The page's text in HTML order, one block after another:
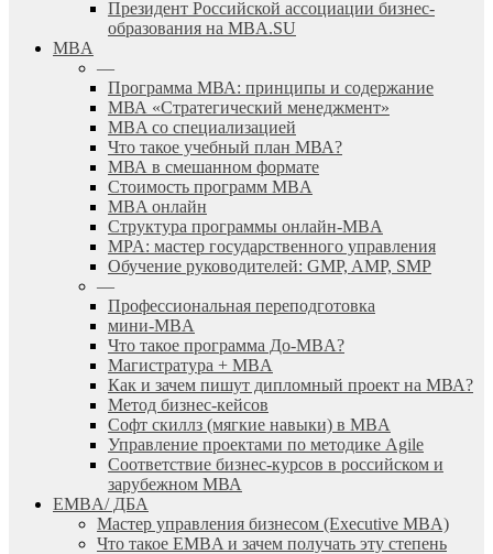
Президент Российской ассоциации бизнес-
образования на MBA.SU
MBA
—
Программа МВА: принципы и содержание
МВА «Cтратегический менеджмент»
MBA со специализацией
Что такое учебный план МВА?
МВА в смешанном формате
Стоимость программ MBA
MBA онлайн
Cтруктура программы онлайн-MBA
MPA: мастер государственного управления
Обучение руководителей: GMP, AMP, SMP
—
Профессиональная переподготовка
мини-MBA
Что такое программа До-MBA?
Магистратура + MBA
Как и зачем пишут дипломный проект на МВА?
Метод бизнес-кейсов
Софт скиллз (мягкие навыки) в MBA
Управление проектами по методике Agile
Соответствие бизнес-курсов в российском и
зарубежном МВА
EMBA/ ДБA
Мастер управления бизнесом (Executive MBA)
Что такое EMBA и зачем получать эту степень